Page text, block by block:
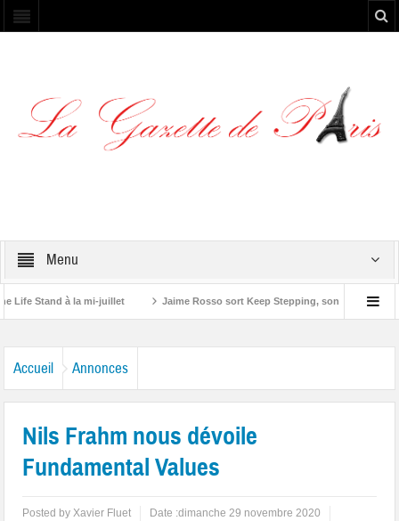
Menu
Stand à la mi-juillet Jaime Rosso sort Keep Stepping, son nouvel EP
Accueil Annonces
Nils Frahm nous dévoile
Fundamental Values
Posted byXavier Fluet Date :dimanche 29 novembre 2020